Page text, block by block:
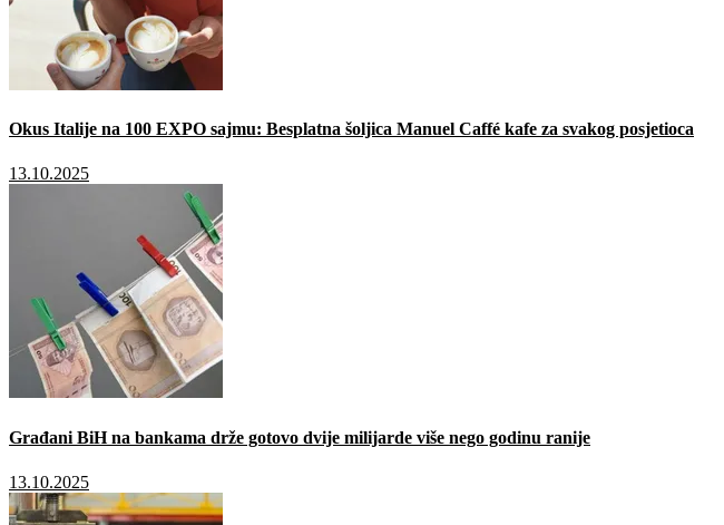
Okus Italije na 100 EXPO sajmu: Besplatna šoljica Manuel Caffé kafe za svakog posjetioca
13.10.2025
Građani BiH na bankama drže gotovo dvije milijarde više nego godinu ranije
13.10.2025